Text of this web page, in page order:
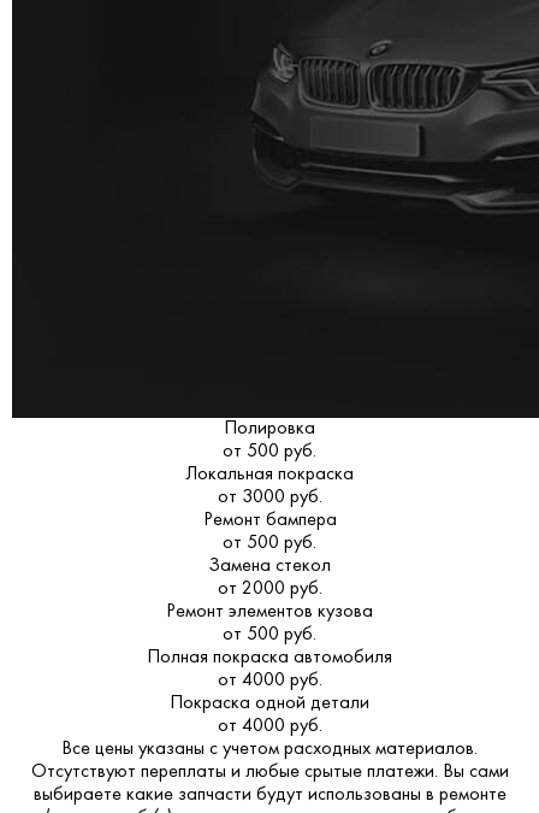
Полировка
от 500 руб.
Локальная покраска
от 3000 руб.
Ремонт бампера
от 500 руб.
Замена стекол
от 2000 руб.
Ремонт элементов кузова
от 500 руб.
Полная покраска автомобиля
от 4000 руб.
Покраска одной детали
от 4000 руб.
Все цены указаны с учетом расходных материалов.
Отсутствуют переплаты и любые срытые платежи. Вы сами
выбираете какие запчасти будут использованы в ремонте